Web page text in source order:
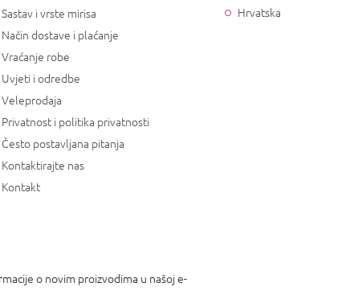
Sastav i vrste mirisa
Način dostave i plaćanje
Vraćanje robe
Uvjeti i odredbe
Veleprodaja
Privatnost i politika privatnosti
Često postavljana pitanja
Kontaktirajte nas
Kontakt
Hrvatska
o novim proizvodima u našoj e-